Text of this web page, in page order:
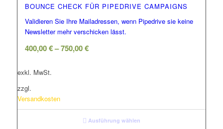
BOUNCE CHECK FÜR PIPEDRIVE CAMPAIGNS
Validieren Sie Ihre Mailadressen, wenn Pipedrive sie keine
Newsletter mehr verschicken lässt.
400,00€–750,00€
exkl. MwSt.
zzgl.
Versandkosten
Ausführung wählen